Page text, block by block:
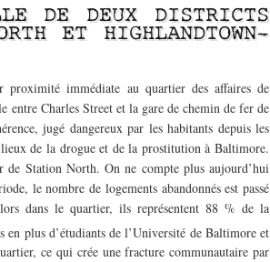
DE DEUX DISTRICTS
ET HIGHLANDTOWN-
immédiate au quartier des affaires de
Charles Street et la gare de chemin de fer de
jugé dangereux par les habitants depuis les
lieux de la drogue et de la prostitution à Baltimore.
Station North. On ne compte plus aujourd’hui
le nombre de logements abandonnés est passé
dans le quartier, ils représentent 88 % de la
plus d’étudiants de l’Université de Baltimore et
ce qui crée une fracture communautaire par